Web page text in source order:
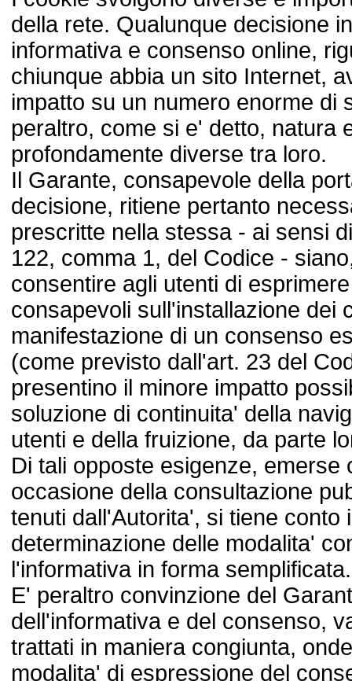
della rete. Qualunque decisione
informativa e consenso online,
chiunque abbia un sito Internet,
impatto su un numero enorme di
peraltro, come si e' detto, natura
profondamente diverse tra loro.
Il Garante, consapevole della
decisione, ritiene pertanto
prescritte nella stessa - ai sensi
122, comma 1, del Codice -
consentire agli utenti di
consapevoli sull'installazione dei
manifestazione di un consenso
(come previsto dall'art. 23 del
presentino il minore impatto
soluzione di continuita' della
utenti e della fruizione, da parte
Di tali opposte esigenze, emerse
occasione della consultazione
tenuti dall'Autorita', si tiene conto
determinazione delle modalita'
l'informativa in forma semplificata.
E' peraltro convinzione del
dell'informativa e del consenso,
trattati in maniera congiunta,
modalita' di espressione del